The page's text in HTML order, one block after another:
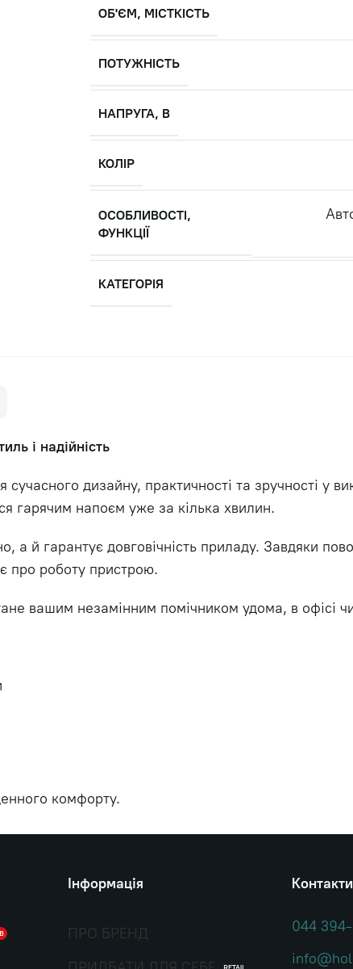
ОБ'ЄМ, МІСТКІСТЬ
ПОТУЖНІСТЬ
НАПРУГА, В
КОЛІР
ОСОБЛИВОСТІ,
ФУНКЦІЇ
КАТЕГОРІЯ
і надійність
дизайну, практичності та зручності у
гарячим напоєм уже за кілька хвилин.
а й гарантує довговічність приладу. Завдяки
про роботу пристрою.
вашим незамінним помічником удома, в офісі
комфорту.
Інформація
ПРО БРЕНД
RETAIL
Контакти
044